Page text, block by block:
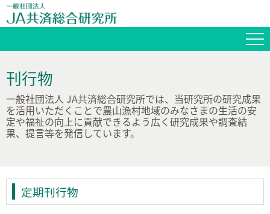
刊行物
一般社団法人 JA共済総合研究所では、当研究所の研究成果
を活用いただくことで農山漁村地域のみなさまの生活の安
定や福祉の向上に貢献できるよう広く研究成果や調査結
果、提言等を発信しています。
定期刊行物